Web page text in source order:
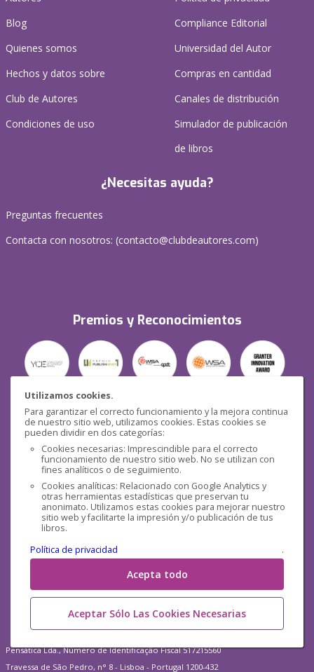
Utilizamos cookies.
Para garantizar el correcto funcionamiento y la mejora continua
de nuestro sitio web, utilizamos cookies. Estas cookies se
pueden dividir en dos categorías:
Cookies necesarias: Imprescindible para el correcto
funcionamiento de nuestro sitio web. No se utilizan con
fines analíticos o de seguimiento.
Cookies analíticas: Relacionado con Google Analytics y
otras herramientas estadísticas que preservan tu
anonimato. Utilizamos estas cookies para mejorar nuestro
sitio web y facilitarte la impresión y/o publicación de tus
libros.
Política de privacidad
.
Acepta todo
Aceptar Sólo Las Cookies Necesarias
Blog
Quienes somos
Hechos y datos sobre
Club de Autores
Condiciones de uso
Compliance Editorial
Universidad del Autor
Compras en cantidad
Canales de distribución
Simulador de publicación
de libros
¿Necesitas ayuda?
Preguntas frecuentes
Contacta con nosotros: (contacto@clubdeautores.com)
Premios y Reconocimientos
Seguridad
Redes sociales
Pensática Lda., Número de Identificação Fiscal 517215560
Travessa de São Pedro, n° 8 - Lisboa - Portugal 1200-432